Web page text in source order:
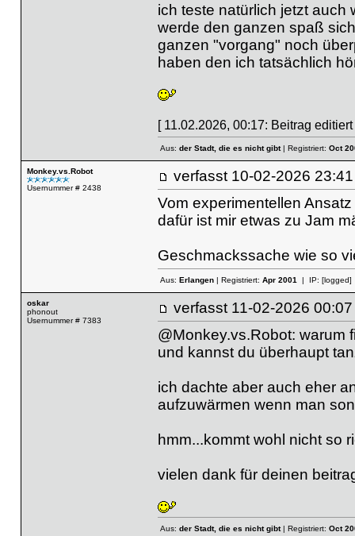
ich teste natürlich jetzt auch
werde den ganzen spaß
ganzen "vorgang" noch
haben den ich tatsächlich
[ 11.02.2026, 00:17: Beitrag
Aus: der Stadt, die es nicht gibt| Registriert: Oct
Monkey.vs.Robot
Usernummer # 2438
verfasst 10-02-2026
Vom experimentellen
dafür ist mir etwas zu Jam
Geschmackssache wie so
Aus: Erlangen| Registriert: Apr 2001| IP: [logged]
oskar
phonout
Usernummer # 7383
verfasst 11-02-2026
@Monkey.vs.Robot: warum
und kannst du überhaupt
ich dachte aber auch eher
aufzuwärmen wenn man
hmm...kommt wohl nicht so
vielen dank für deinen
Aus: der Stadt, die es nicht gibt| Registriert: Oct